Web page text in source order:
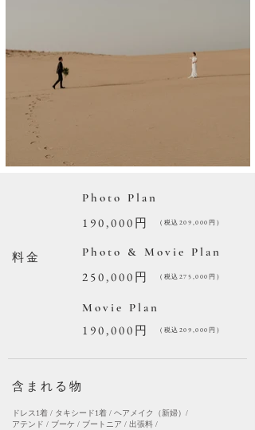
Photo Plan
​料金
(税込209,000円)
190,000円
Photo & Movie Plan
250,000円 (税込275,000円)
Movie Plan
(税込209,000円)
190,000円
​含まれる物
ドレス1着 / タキシード1着 / ヘアメイク（新婦）/
アテンド / ブーケ / ブートニア / 出張料 /